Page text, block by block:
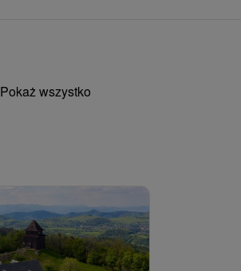
Pokaż wszystko